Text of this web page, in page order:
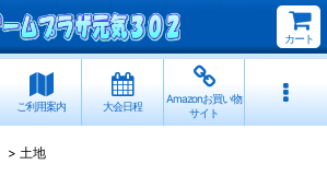
カート
ご利用案内 大会日程
Amazonお買い物
サイト
> 土地